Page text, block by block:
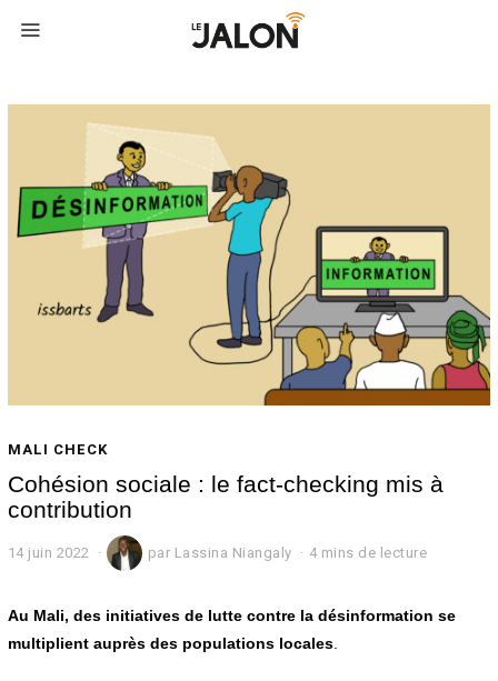
MALI CHECK
Cohésion sociale : le fact-checking mis à
contribution
14 juin 2022
u
n
par Lassina Niangaly 4 mins de lecture
Au Mali, des initiatives de lutte contre la désinformation se
multiplient auprès des populations locales.